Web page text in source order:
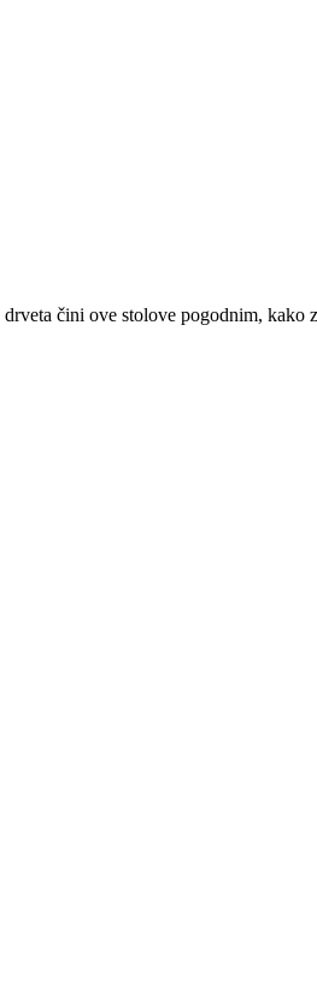
čini ove stolove pogodnim,